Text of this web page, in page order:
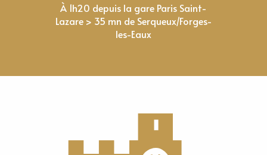
À 1h20 depuis la gare Paris Saint-
Lazare > 35 mn de Serqueux/Forges-
les-Eaux